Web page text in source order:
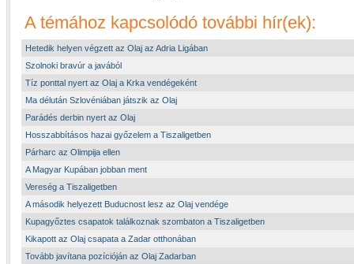
A témához kapcsolódó további hír(ek):
Hetedik helyen végzett az Olaj az Adria Ligában
Szolnoki bravúr a javából
Tíz ponttal nyert az Olaj a Krka vendégeként
Ma délután Szlovéniában játszik az Olaj
Parádés derbin nyert az Olaj
Hosszabbításos hazai győzelem a Tiszaligetben
Párharc az Olimpija ellen
A Magyar Kupában jobban ment
Vereség a Tiszaligetben
A második helyezett Buducnost lesz az Olaj vendége
Kupagyőztes csapatok találkoznak szombaton a Tiszaligetben
Kikapott az Olaj csapata a Zadar otthonában
Tovább javítana pozícióján az Olaj Zadarban